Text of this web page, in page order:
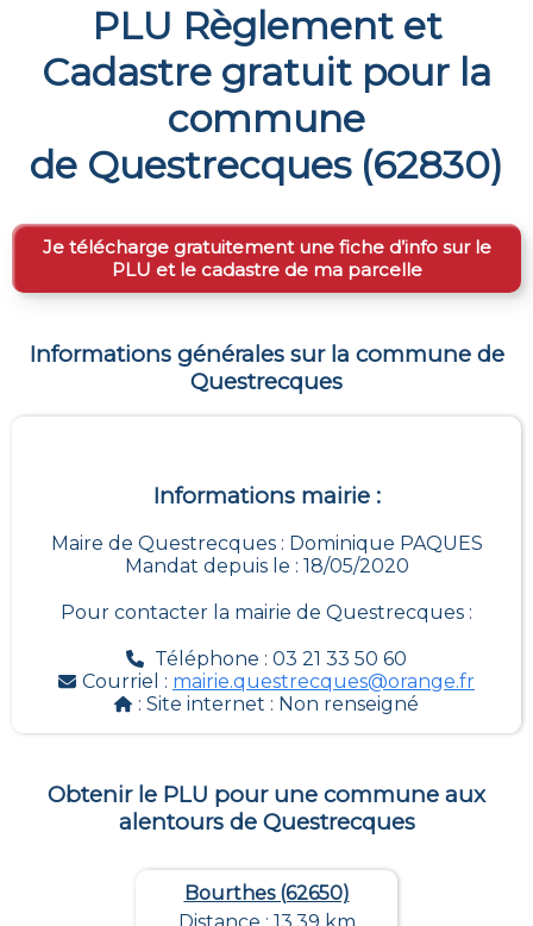
PLU Règlement et
Cadastre gratuit pour la
commune
de Questrecques(62830)
Je télécharge gratuitement une fiche d’info sur le
PLU et le cadastre de ma parcelle
Informations générales sur la commune de
Questrecques
Informations mairie :
Maire de Questrecques : Dominique PAQUES
Mandat depuis le : 18/05/2020
Pour contacter la mairie de Questrecques :
Téléphone : 03 21 33 50 60
Courriel : mairie.questrecques@orange.fr
: Site internet : Non renseigné
Obtenir le PLU pour une commune aux
alentours de Questrecques
Bourthes (62650)
Distance : 13.39 km